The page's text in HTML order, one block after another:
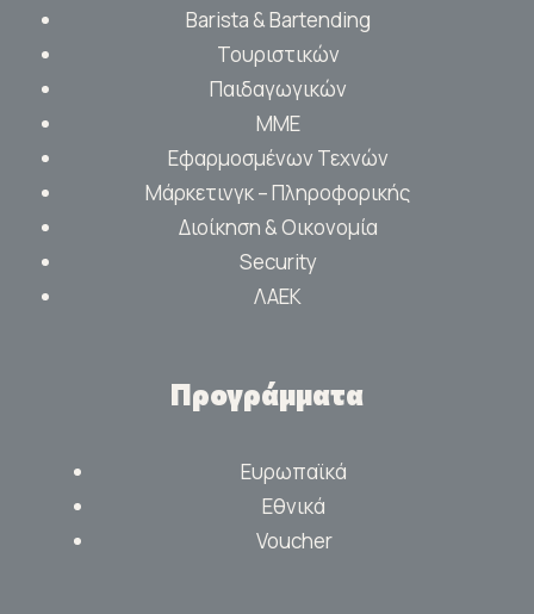
Barista & Bartending
Τουριστικών
Παιδαγωγικών
ΜΜΕ
Εφαρμοσμένων Τεχνών
Μάρκετινγκ – Πληροφορικής
Διοίκηση & Οικονομία
Security
ΛΑΕΚ
Προγράμματα
Ευρωπαϊκά
Εθνικά
Voucher